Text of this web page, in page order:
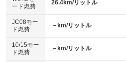
電動格納ミラー
：装備なし
：装備なし
パワーシート
ベンチシート
：装備なし
ード燃費
26.4km/リットル
JC08モー
ド燃費
－km/リットル
10/15モー
ド燃費
－km/リットル